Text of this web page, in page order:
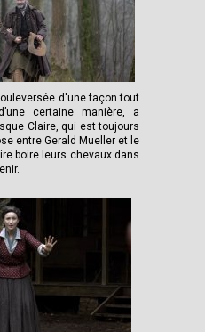
d'une façon tout
certaine manière, a
Claire, qui est toujours
entre Gerald Mueller et le
boire leurs chevaux dans